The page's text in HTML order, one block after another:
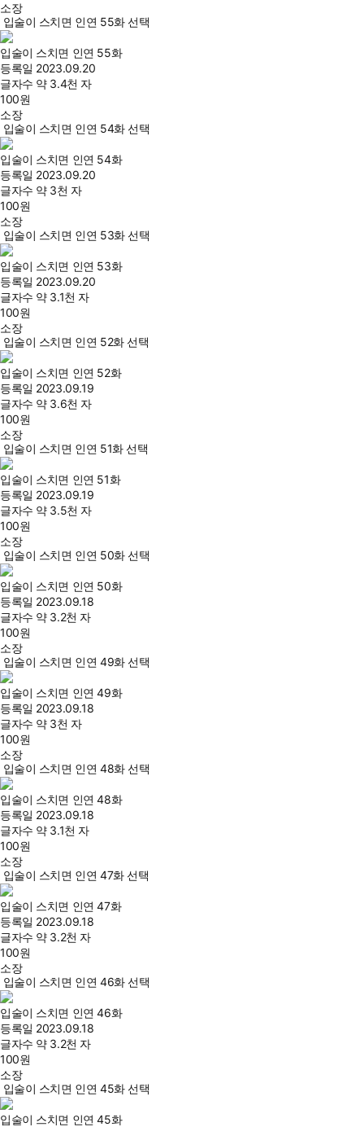
소장
입술이 스치면 인연 55화 선택
입술이 스치면 인연 55화
등록일 2023.09.20
글자수 약 3.4천 자
100원
소장
입술이 스치면 인연 54화 선택
입술이 스치면 인연 54화
등록일 2023.09.20
글자수 약 3천 자
100원
소장
입술이 스치면 인연 53화 선택
입술이 스치면 인연 53화
등록일 2023.09.20
글자수 약 3.1천 자
100원
소장
입술이 스치면 인연 52화 선택
입술이 스치면 인연 52화
등록일 2023.09.19
글자수 약 3.6천 자
100원
소장
입술이 스치면 인연 51화 선택
입술이 스치면 인연 51화
등록일 2023.09.19
글자수 약 3.5천 자
100원
소장
입술이 스치면 인연 50화 선택
입술이 스치면 인연 50화
등록일 2023.09.18
글자수 약 3.2천 자
100원
소장
입술이 스치면 인연 49화 선택
입술이 스치면 인연 49화
등록일 2023.09.18
글자수 약 3천 자
100원
소장
입술이 스치면 인연 48화 선택
입술이 스치면 인연 48화
등록일 2023.09.18
글자수 약 3.1천 자
100원
소장
입술이 스치면 인연 47화 선택
입술이 스치면 인연 47화
등록일 2023.09.18
글자수 약 3.2천 자
100원
소장
입술이 스치면 인연 46화 선택
입술이 스치면 인연 46화
등록일 2023.09.18
글자수 약 3.2천 자
100원
소장
입술이 스치면 인연 45화 선택
입술이 스치면 인연 45화